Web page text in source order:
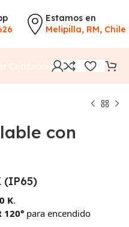
Estamos en
Melipilla, RM, Chile
Cotización
con
(IP65)
K.
120° para encendido